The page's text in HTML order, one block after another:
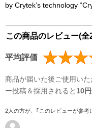
by Crytek’s technology
この商品のレビュー(全
平均評価
商品が届いた後ご使用いた
ー投稿＆採用されると 10
2人の方が、｢このレビューが参考